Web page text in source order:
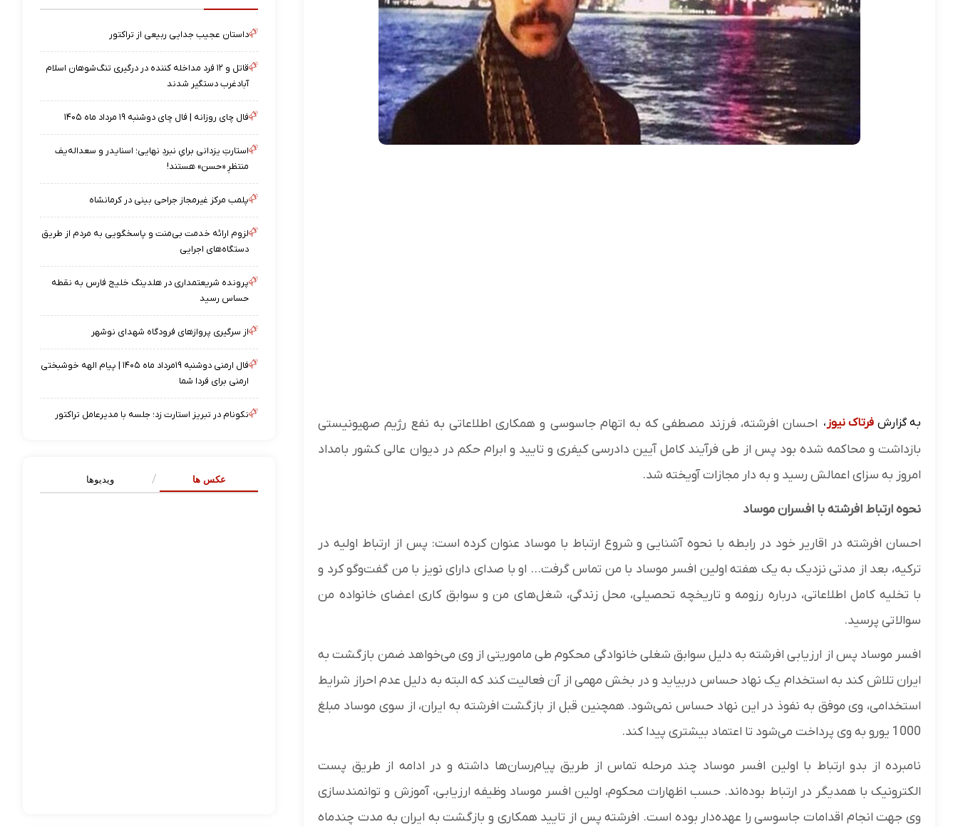
به گزارش فرتاک نیوز ، احسان افرشته، فرزند مصطفی که به اتهام جاسوسی و همکاری اطلاعاتی به نفع رژیم صهیونیستی
بازداشت و محاکمه شده بود پس از طی فرآیند کامل آیین دادرسی کیفری و تایید و ابرام حکم در دیوان عالی کشور بامداد
امروز به سزای اعمالش رسید و به دار مجازات آویخته شد.
نحوه ارتباط افرشته با افسران موساد
احسان افرشته در اقاریر خود در رابطه با نحوه آشنایی و شروع ارتباط با موساد عنوان کرده است: پس از ارتباط اولیه در
ترکیه، بعد از مدتی نزدیک به یک هفته اولین افسر موساد با من تماس گرفت... او با صدای دارای نویز با من گفت‌و‌گو کرد و
با تخلیه کامل اطلاعاتی، درباره رزومه و تاریخچه تحصیلی، محل زندگی، شغل‌های من و سوابق کاری اعضای خانواده من
سوالاتی پرسید.
افسر موساد پس از ارزیابی افرشته به دلیل سوابق شغلی خانوادگی محکوم طی ماموریتی از وی می‌خواهد ضمن بازگشت به
ایران تلاش کند به استخدام یک نهاد حساس دربیاید و در بخش مهمی از آن فعالیت کند که البته به دلیل عدم احراز شرایط
استخدامی، وی موفق به نفوذ در این نهاد حساس نمی‌شود. همچنین قبل از بازگشت افرشته به ایران، از سوی موساد مبلغ
1000 یورو به وی پرداخت می‌شود تا اعتماد بیشتری پیدا کند.
نامبرده از بدو ارتباط با اولین افسر موساد چند مرحله تماس از طریق پیام‌رسان‌ها داشته و در ادامه از طریق پست
الکترونیک با همدیگر در ارتباط بوده‌اند. حسب اظهارات محکوم، اولین افسر موساد وظیفه ارزیابی، آموزش و توانمندسازی
وی جهت انجام اقدامات جاسوسی را عهده‌دار بوده است. افرشته پس از تایید همکاری و بازگشت به ایران به مدت چندماه
داستان عجیب جدایی ربیعی از تراکتور
قاتل و ۱۲ فرد مداخله کننده در درگیری تنگ‌شوهان اسلام
آبادغرب دستگیر شدند
فال چای روزانه | فال چای دوشنبه ۱۹ مرداد ماه ۱۴۰۵
استارتِ یزدانی برایِ نبردِ نهایی؛ اسنایدر و سعداله‌یف
منتظرِ «حسن» هستند!
پلمب مرکز غیرمجاز جراحی بینی در کرمانشاه
لزوم ارائه خدمت بی‌منت و پاسخگویی به مردم از طریق
دستگاه‌های اجرایی
پرونده شریعتمداری در هلدینگ خلیج فارس به نقطه
حساس رسید
از سرگیری پروازهای فرودگاه شهدای نوشهر
فال ارمنی دوشنبه ۱۹مرداد ماه ۱۴۰۵ | پیام الهه خوشبختی
ارمنی برای فردا شما
نکونام در تبریز استارت زد؛ جلسه با مدیرعامل تراکتور
عکس ها ویدیوها